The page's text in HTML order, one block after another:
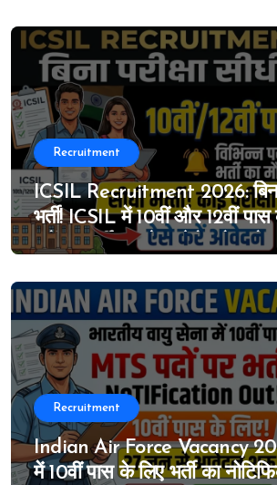
Recruitment
ICSIL Recruitment 2026: बिना
भर्ती! ICSIL में 10वीं और 12वीं पास
पदों पर भर्ती का मौका, ऐसे करे
Recruitment
Indian Air Force Vacancy
में 10वीं पास के लिए भर्ती का